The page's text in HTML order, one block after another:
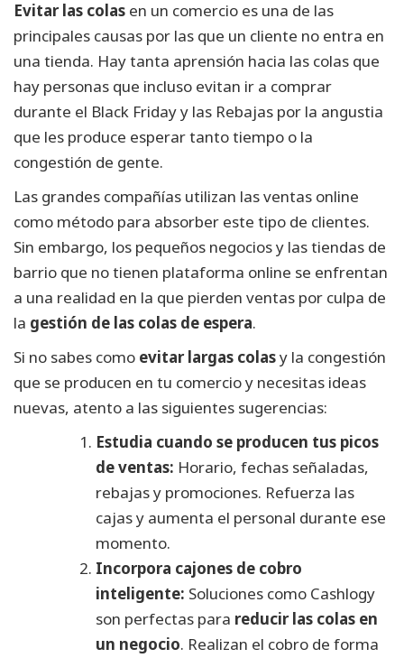
Evitar las colas en un comercio es una de las
principales causas por las que un cliente no entra en
una tienda. Hay tanta aprensión hacia las colas que
hay personas que incluso evitan ir a comprar
durante el Black Friday y las Rebajas por la angustia
que les produce esperar tanto tiempo o la
congestión de gente.
Las grandes compañías utilizan las ventas online
como método para absorber este tipo de clientes.
Sin embargo, los pequeños negocios y las tiendas de
barrio que no tienen plataforma online se enfrentan
a una realidad en la que pierden ventas por culpa de
la gestión de las colas de espera.
Si no sabes como evitar largas colasy la congestión
que se producen en tu comercio y necesitas ideas
nuevas, atento a las siguientes sugerencias:
Estudia cuando se producen tus picos
de ventas: Horario, fechas señaladas,
rebajas y promociones. Refuerza las
cajas y aumenta el personal durante ese
momento.
Incorpora cajones de cobro
inteligente: Soluciones como Cashlogy
son perfectas para reducir las colas en
un negocio. Realizan el cobro de forma